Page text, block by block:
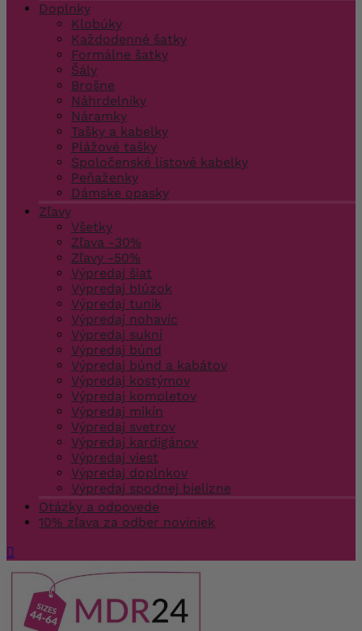
Doplnky
Klobúky
Každodenné šatky
Formálne šatky
Šály
Brošne
Náhrdelníky
Náramky
Tašky a kabelky
Plážové tašky
Spoločenské listové kabelky
Peňaženky
Dámske opasky
Zľavy
Všetky
Zľava -30%
Zľavy -50%
Výpredaj šiat
Výpredaj blúzok
Výpredaj tuník
Výpredaj nohavíc
Výpredaj sukní
Výpredaj búnd
Výpredaj búnd a kabátov
Výpredaj kostýmov
Výpredaj kompletov
Výpredaj mikín
Výpredaj svetrov
Výpredaj kardigánov
Výpredaj viest
Výpredaj doplnkov
Výpredaj spodnej bielizne
Otázky a odpovede
10% zľava za odber noviniek
